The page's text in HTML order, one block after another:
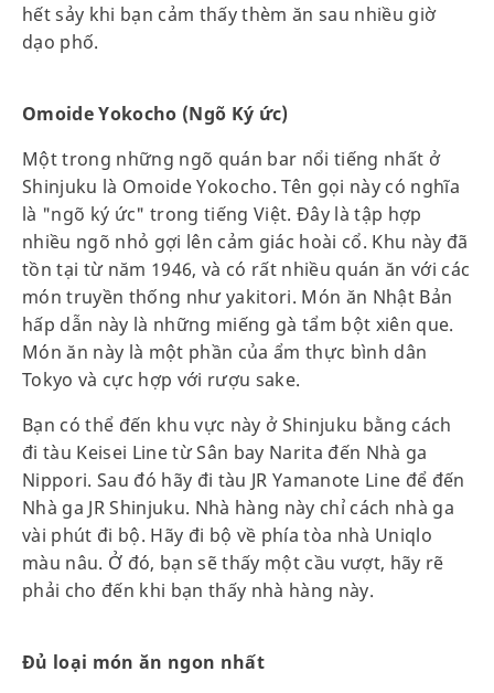
hết sảy khi bạn cảm thấy thèm ăn sau nhiều giờ
dạo phố.
Omoide Yokocho (Ngõ Ký ức)
Một trong những ngõ quán bar nổi tiếng nhất ở
Shinjuku là Omoide Yokocho. Tên gọi này có nghĩa
là "ngõ ký ức" trong tiếng Việt. Đây là tập hợp
nhiều ngõ nhỏ gợi lên cảm giác hoài cổ. Khu này đã
tồn tại từ năm 1946, và có rất nhiều quán ăn với các
món truyền thống như yakitori. Món ăn Nhật Bản
hấp dẫn này là những miếng gà tẩm bột xiên que.
Món ăn này là một phần của ẩm thực bình dân
Tokyo và cực hợp với rượu sake.
Bạn có thể đến khu vực này ở Shinjuku bằng cách
đi tàu Keisei Line từ Sân bay Narita đến Nhà ga
Nippori. Sau đó hãy đi tàu JR Yamanote Line để đến
Nhà ga JR Shinjuku. Nhà hàng này chỉ cách nhà ga
vài phút đi bộ. Hãy đi bộ về phía tòa nhà Uniqlo
màu nâu. Ở đó, bạn sẽ thấy một cầu vượt, hãy rẽ
phải cho đến khi bạn thấy nhà hàng này.
Đủ loại món ăn ngon nhất